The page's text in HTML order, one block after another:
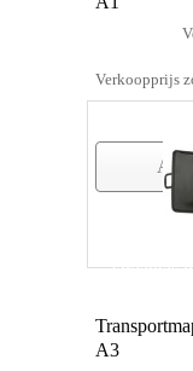
Verkoopprijs
Draagtas
A3